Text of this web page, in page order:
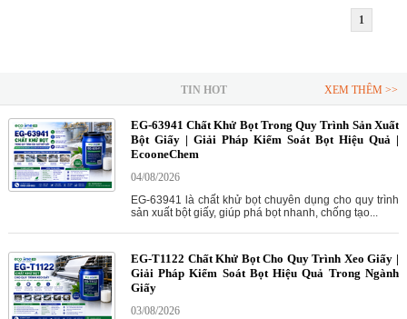
1
TIN HOT XEM THÊM >>
EG-63941 Chất Khử Bọt Trong Quy Trình Sản Xuất
Bột Giấy | Giải Pháp Kiểm Soát Bọt Hiệu Quả |
EcooneChem
04/08/2026
EG-63941 là chất khử bọt chuyên dụng cho quy trình
sản xuất bột giấy, giúp phá bọt nhanh, chống tạo...
EG-T1122 Chất Khử Bọt Cho Quy Trình Xeo Giấy |
Giải Pháp Kiểm Soát Bọt Hiệu Quả Trong Ngành
Giấy
03/08/2026